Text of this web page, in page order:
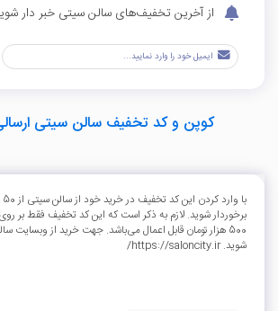
از آخرین تخفیف‌های سالن سیتی خبر دار
کوپن و کد تخفیف سالن سیتی ارسالی
برخوردار شوید. لازم به ذکر است که این کد تخفیف فقط بر
500 هزار تومان قابل اعمال می‌باشد. جهت خرید از وبسایت
شوید. https://saloncity.ir/